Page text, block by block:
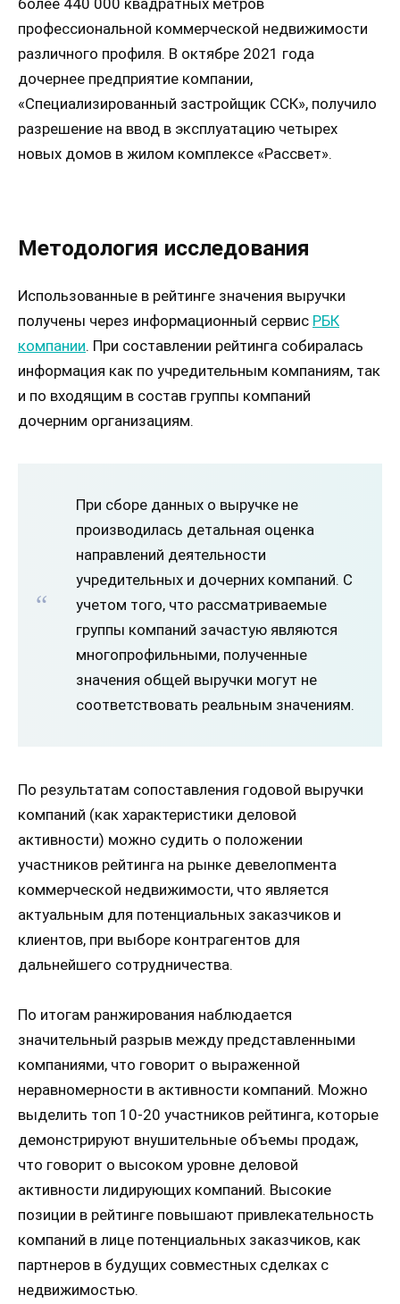
более 440 000 квадратных метров
профессиональной коммерческой недвижимости
различного профиля. В октябре 2021 года
дочернее предприятие компании,
«Специализированный застройщик ССК», получило
разрешение на ввод в эксплуатацию четырех
новых домов в жилом комплексе «Рассвет».
Методология исследования
Использованные в рейтинге значения выручки
получены через информационный сервис РБК
компании. При составлении рейтинга собиралась
информация как по учредительным компаниям, так
и по входящим в состав группы компаний
дочерним организациям.
При сборе данных о выручке не
производилась детальная оценка
направлений деятельности
учредительных и дочерних компаний. С
учетом того, что рассматриваемые
группы компаний зачастую являются
многопрофильными, полученные
значения общей выручки могут не
соответствовать реальным значениям.
По результатам сопоставления годовой выручки
компаний (как характеристики деловой
активности) можно судить о положении
участников рейтинга на рынке девелопмента
коммерческой недвижимости, что является
актуальным для потенциальных заказчиков и
клиентов, при выборе контрагентов для
дальнейшего сотрудничества.
По итогам ранжирования наблюдается
значительный разрыв между представленными
компаниями, что говорит о выраженной
неравномерности в активности компаний. Можно
выделить топ 10-20 участников рейтинга, которые
демонстрируют внушительные объемы продаж,
что говорит о высоком уровне деловой
активности лидирующих компаний. Высокие
позиции в рейтинге повышают привлекательность
компаний в лице потенциальных заказчиков, как
партнеров в будущих совместных сделках с
недвижимостью.